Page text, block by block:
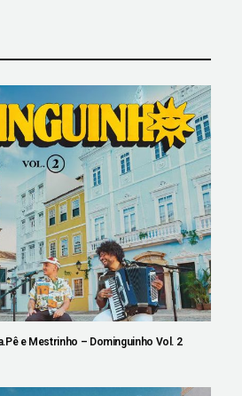
e Mestrinho – Dominguinho Vol. 2